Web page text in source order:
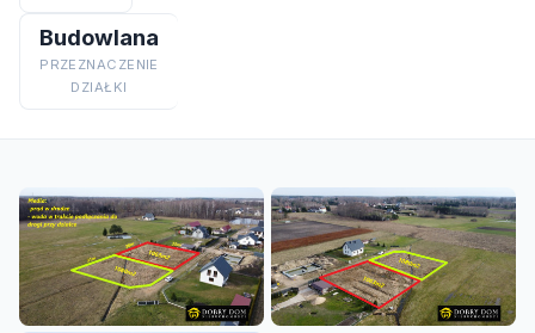
Budowlana
PRZEZNACZENIE
DZIAŁKI